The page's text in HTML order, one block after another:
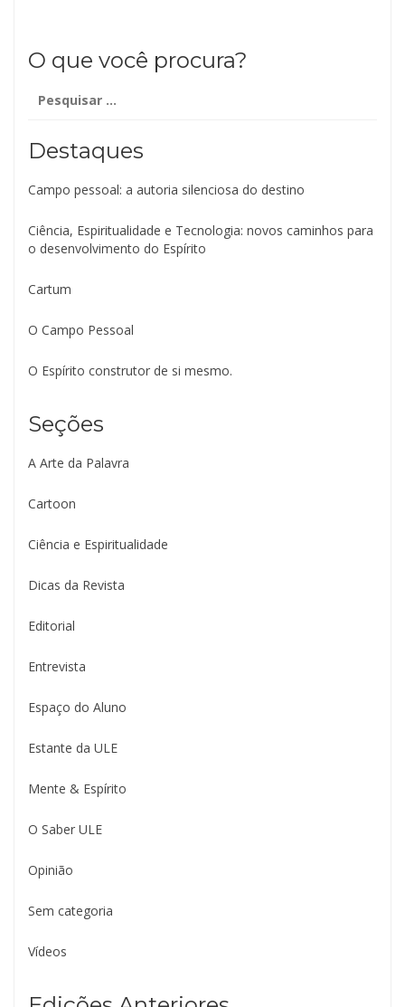
O que você procura?
por:
Destaques
Campo pessoal: a autoria silenciosa do destino
Ciência, Espiritualidade e Tecnologia: novos caminhos para
o desenvolvimento do Espírito
Cartum
O Campo Pessoal
O Espírito construtor de si mesmo.
Seções
A Arte da Palavra
Cartoon
Ciência e Espiritualidade
Dicas da Revista
Editorial
Entrevista
Espaço do Aluno
Estante da ULE
Mente & Espírito
O Saber ULE
Opinião
Sem categoria
Vídeos